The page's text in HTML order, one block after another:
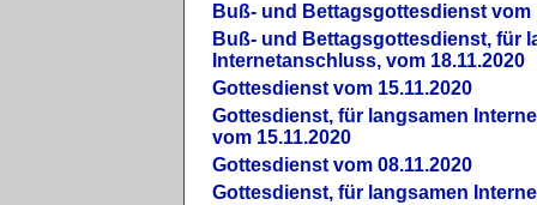
Buß- und Bettagsgottesdienst vom
Buß- und Bettagsgottesdienst, für
Internetanschluss, vom 18.11.2020
Gottesdienst vom 15.11.2020
Gottesdienst, für langsamen
vom 15.11.2020
Gottesdienst vom 08.11.2020
Gottesdienst, für langsamen